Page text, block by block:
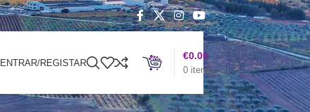
ENTRAR/REGISTAR
0 itens
€0.00